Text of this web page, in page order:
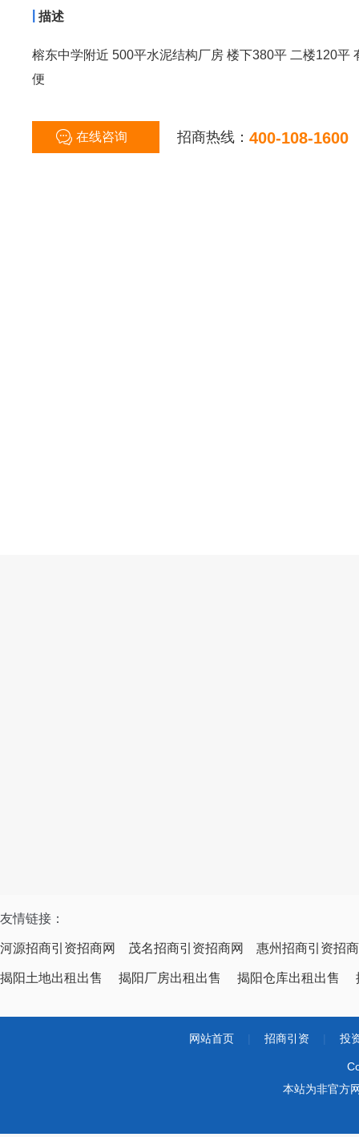
描述
榕东中学附近 500平水泥结构厂房 楼下380平 二楼120平
便
在线咨询 招商热线： 400-108-1600
友情链接：
河源招商引资招商网 茂名招商引资招商网 惠州招商引资招
揭阳土地出租出售 揭阳厂房出租出售 揭阳仓库出租出售
网站首页 招商引资 投
本站为非官方